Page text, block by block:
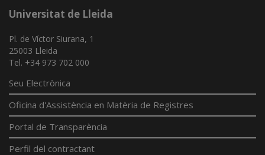
Universitat de Lleida
Pl. de Víctor Siurana, 1
25003 Lleida
Tel. +34 973 702 000
Seu Electrònica
Oficina d'Assistència en Matèria de Registres
Portal de Transparència
Perfil del contractant